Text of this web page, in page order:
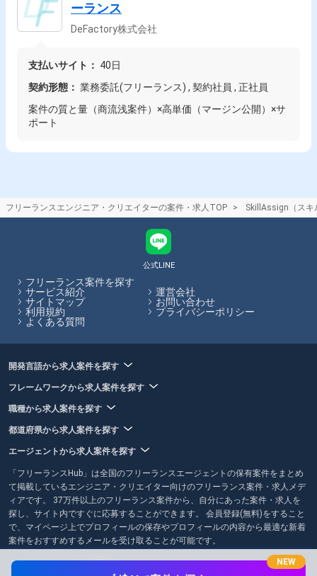
ーランス
DeFactory株式会社
支払いサイト： 40日
契約形態： 業務委託(フリーランス) , 契約社員 , 正社員
案件の質と量（商流浅案件）×高単価（マージン公開）×サ
ポート
フリーランスエンジニア・クリエイターの案件・求人TOP SkillAssign（スキ
NEW
公式LINE
フリーランス案件を探す
サービス紹介
運営会社
サイトマップ
お問い合わせ
利用規約
プライバシーポリシー
よくある質問
開発言語から求人案件を探す
フレームワークから求人案件を探す
職種から求人案件を探す
都道府県から求人案件を探す
エージェントから求人案件を探す
「フリーランスHub」は全国のフリーランスエージェントの保有案件をまとめ
て掲載しているエンジニア・クリエイター向けのフリーランス案件・求人メデ
ィアです。 37万件以上のフリーランス案件から、自分にあった案件・求人を
探し、サイト内ですぐに応募することができます。 会員登録(無料)をすること
で、マイページ上でプロフィールの保存やプロフィールの内容から最適な新着
案件をおすすめするメールを受け取ることが可能です。